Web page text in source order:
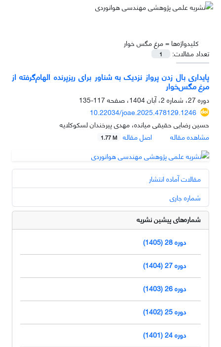
کلیدواژه‌ها =مرغ مگس خوار
تعداد مقالات:
1
پایداری بال زدن پرواز نزدیک به شناور برای ریزپرنده الهام‌گرفته از
مرغ مگس‌خوار
دوره 27، شماره 2، آبان 1404، صفحه
117-135
10.22034/joae.2025.478129.1246
حسین رضایی حقیقی میانده، مهدی پیرخندان لسکوکلایه
مشاهده مقاله
اصل مقاله 1.77 M
مقالات آماده انتشار
شماره جاری
شماره‌های پیشین نشریه
دوره 28 (1405)
دوره 27 (1404)
دوره 26 (1403)
دوره 25 (1402)
دوره 24 (1401)